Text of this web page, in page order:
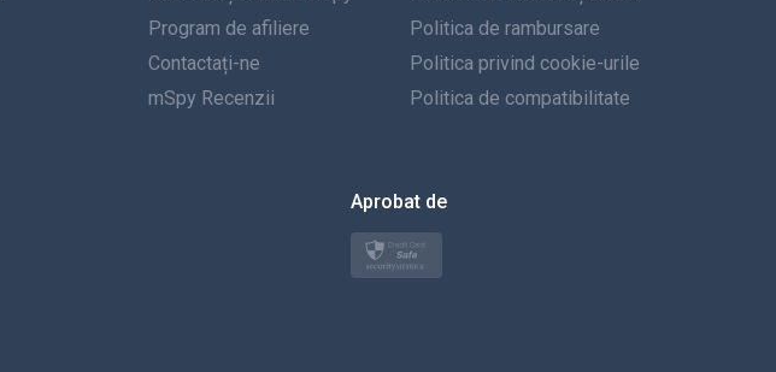
Italiană
Türkçe
Program de afiliere
Contactați-ne
mSpy Recenzii
Politica de rambursare
Politica privind cookie-urile
Politica de compatibilitate
Aprobat de